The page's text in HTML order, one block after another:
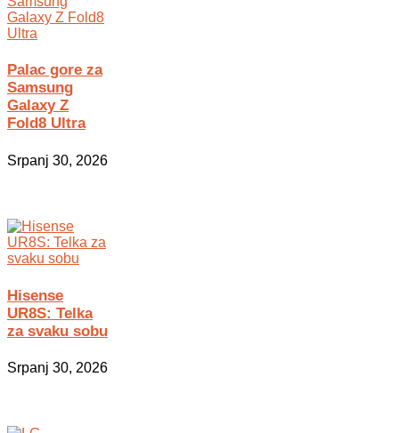
Palac gore za
Samsung
Galaxy Z
Fold8 Ultra
Srpanj 30, 2026
Hisense
UR8S: Telka
za svaku sobu
Srpanj 30, 2026